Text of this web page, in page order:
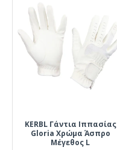
KERBL Γάντια Ιππασίας
Gloria Χρώμα Άσπρο
Μέγεθος L